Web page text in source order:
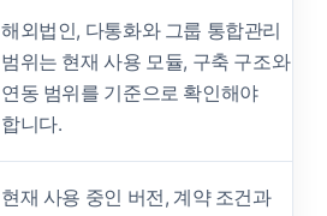
해외법인, 다통화와 그룹 통합관리
범위는 현재 사용 모듈, 구축 구조와
연동 범위를 기준으로 확인해야
합니다.
현재 사용 중인 버전, 계약 조건과